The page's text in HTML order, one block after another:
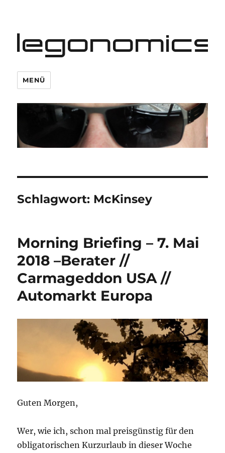
legonomics
MENÜ
Schlagwort: McKinsey
Morning Briefing – 7. Mai
2018 –Berater //
Carmageddon USA //
Automarkt Europa
Guten Morgen,
Wer, wie ich, schon mal preisgünstig für den
obligatorischen Kurzurlaub in dieser Woche